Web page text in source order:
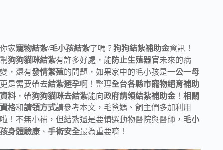
你家寵物結紮/毛小孩結紮了嗎？ 狗狗結紮補助金資訊！
幫狗狗貓咪結紮有許多好處，能 防止生殖器官未來的病
變，還有發情繁殖的問題，如果家中的毛小孩是一公一母
更是需要帶去結紮避孕啊！整理全台各縣市寵物絕育補助
資料 ，帶狗狗貓咪去結紮能向政府請領結紮補助金 ！ 相關
資格和請領方式請參考本文，毛爸媽、飼主們多加利用
啦！不無小補，但結紮還是要慎選動物醫院與醫師， 毛小
孩身體驗康 、 手術安全最為重要唷！